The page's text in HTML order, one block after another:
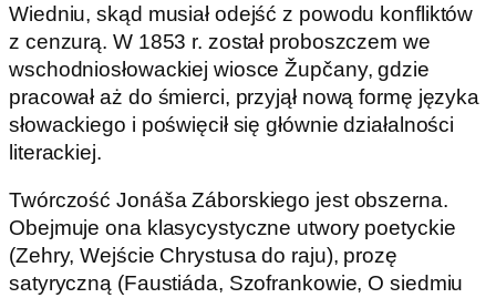
Wiedniu, skąd musiał odejść z powodu konfliktów
z cenzurą. W 1853 r. został proboszczem we
wschodniosłowackiej wiosce Župčany, gdzie
pracował aż do śmierci, przyjął nową formę języka
słowackiego i poświęcił się głównie działalności
literackiej.
Twórczość Jonáša Záborskiego jest obszerna.
Obejmuje ona klasycystyczne utwory poetyckie
(Zehry, Wejście Chrystusa do raju), prozę
satyryczną (Faustiáda, Szofrankowie, O siedmiu